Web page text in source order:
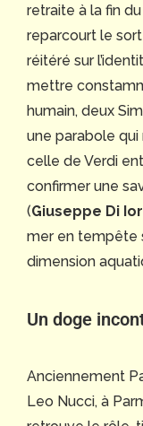
retraite à la fin
reparcourt le sort
réitéré sur
mettre
humain, deux
une parabole
celle de Verdi
confirmer une
(Giuseppe Di
mer en tempête
dimension
Un doge
Anciennement
Leo Nucci, à